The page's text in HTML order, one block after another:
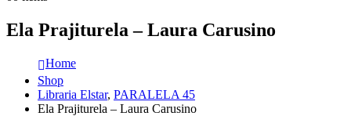
Ela Prajiturela – Laura Carusino
Home
Shop
Libraria Elstar, PARALELA 45
Ela Prajiturela – Laura Carusino